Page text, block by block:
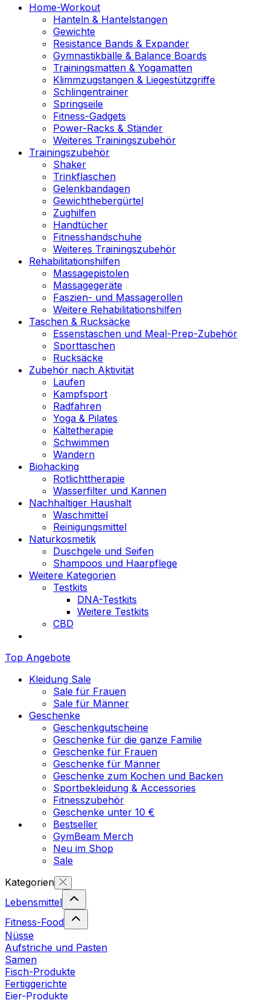
Home-Workout
Hanteln & Hantelstangen
Gewichte
Resistance Bands & Expander
Gymnastikbälle & Balance Boards
Trainingsmatten & Yogamatten
Klimmzugstangen & Liegestützgriffe
Schlingentrainer
Springseile
Fitness-Gadgets
Power-Racks & Ständer
Weiteres Trainingszubehör
Trainingszubehör
Shaker
Trinkflaschen
Gelenkbandagen
Gewichthebergürtel
Zughilfen
Handtücher
Fitnesshandschuhe
Weiteres Trainingszubehör
Rehabilitationshilfen
Massagepistolen
Massagegeräte
Faszien- und Massagerollen
Weitere Rehabilitationshilfen
Taschen & Rucksäcke
Essenstaschen und Meal-Prep-Zubehör
Sporttaschen
Rucksäcke
Zubehör nach Aktivität
Laufen
Kampfsport
Radfahren
Yoga & Pilates
Kältetherapie
Schwimmen
Wandern
Biohacking
Rotlichttherapie
Wasserfilter und Kannen
Nachhaltiger Haushalt
Waschmittel
Reinigungsmittel
Naturkosmetik
Duschgele und Seifen
Shampoos und Haarpflege
Weitere Kategorien
Testkits
DNA-Testkits
Weitere Testkits
CBD
Top Angebote
Kleidung Sale
Sale für Frauen
Sale für Männer
Geschenke
Geschenkgutscheine
Geschenke für die ganze Familie
Geschenke für Frauen
Geschenke für Männer
Geschenke zum Kochen und Backen
Sportbekleidung & Accessories
Fitnesszubehör
Geschenke unter 10 €
Bestseller
GymBeam Merch
Neu im Shop
Sale
Kategorien
Lebensmittel
Fitness-Food
Nüsse
Aufstriche und Pasten
Samen
Fisch-Produkte
Fertiggerichte
Eier-Produkte